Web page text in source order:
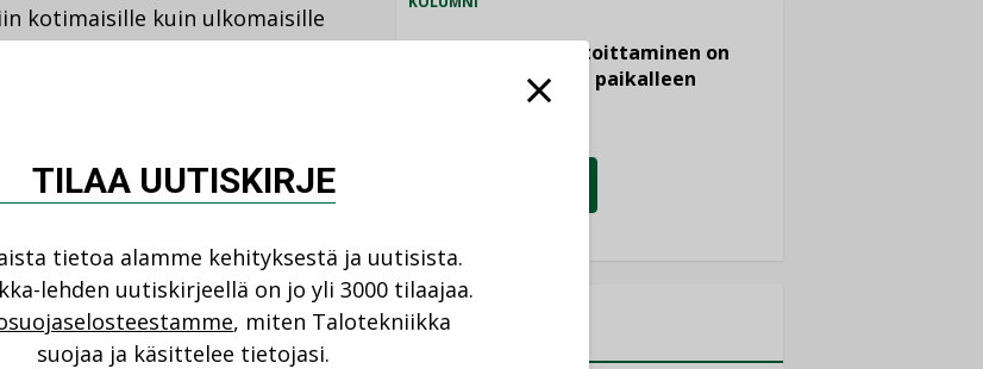
kotimaisille kuin ulkomaisille
kaupunkikehityksestä vastaava
muuttua suunnittelun
Vesi- ja viemärimitoittaminen on
jämähtänyt ajassa paikalleen
NIMITYKSET
TILAA UUTISKIRJE
tietoa alamme kehityksestä ja uutisista.
lehden uutiskirjeellä on jo yli 3000 tilaajaa.
, miten Talotekniikka
suojaa ja käsittelee tietojasi.